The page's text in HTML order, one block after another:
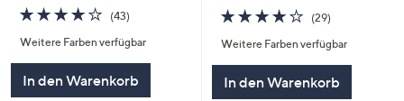
4.2
von
5
(43)
Weitere Farben verfügbar
In den Warenkorb
4.1
von
5
(29)
Weitere Farben verfügbar
In den Warenkorb